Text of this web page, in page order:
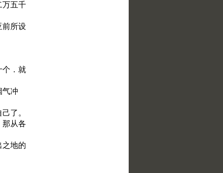
万五千
前所设
个．就
气冲
了。
那从各
之地的